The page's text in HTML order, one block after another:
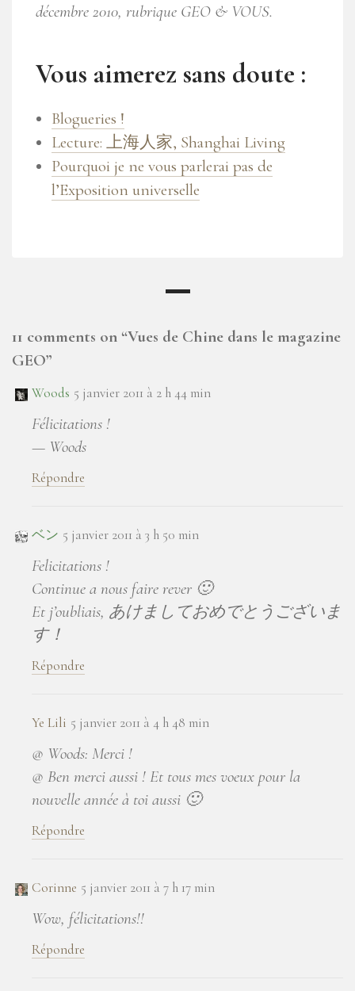
décembre 2010, rubrique GEO & VOUS.
Vous aimerez sans doute :
Blogueries !
Lecture: 上海人家, Shanghai Living
Pourquoi je ne vous parlerai pas de
l’Exposition universelle
11 comments on “Vues de Chine dans le magazine
GEO”
Woods 5 janvier 2011 à 2 h 44 min
Félicitations !
— Woods
Répondre
ベン 5 janvier 2011 à 3 h 50 min
Felicitations !
Continue a nous faire rever 🙂
Et j’oubliais, あけましておめでとうございま
す！
Répondre
Ye Lili 5 janvier 2011 à 4 h 48 min
@ Woods: Merci !
@ Ben merci aussi ! Et tous mes voeux pour la
nouvelle année à toi aussi 🙂
Répondre
Corinne 5 janvier 2011 à 7 h 17 min
Wow, félicitations!!
Répondre